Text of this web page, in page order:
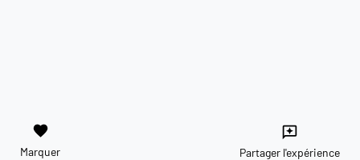
favorite
Marquer
reviews
Partager l'expérience